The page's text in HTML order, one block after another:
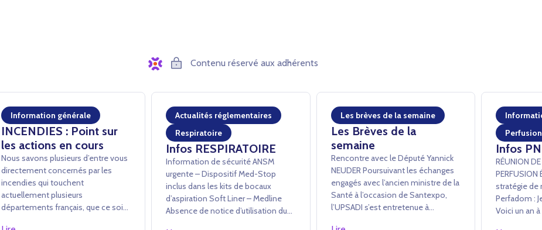
Contenu réservé aux adhérents
Information générale
INCENDIES : Point sur
les actions en cours
Nous savons plusieurs d’entre vous
directement concernés par les
incendies qui touchent
actuellement plusieurs
départements français, que ce soit
Actualités réglementaires
Respiratoire
Infos RESPIRATOIRE
Information de sécurité ANSM
urgente – Dispositif Med-Stop
inclus dans les kits de bocaux
d’aspiration Soft Liner – Medline
Absence de notice d’utilisation du
Les brèves de la semaine
Les Brèves de la
semaine
Rencontre avec le Député Yannick
NEUDER ­Poursuivant les échanges
engagés avec l’ancien ministre de la
Santé à l’occasion de Santexpo,
l’UPSADI s’est entretenue à
Perfusion
Infos
RÉUNION
PERFUSION Échanges sur la
stratégie de
Perfadom :
Voici un an